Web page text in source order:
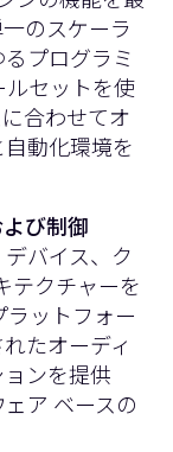
のスケーラ
プログラミ
セットを使
合わせてオ
動化環境を
び制御
バイス、ク
テクチャーを
ラットフォー
たオーディ
ンを提供
ア ベースの